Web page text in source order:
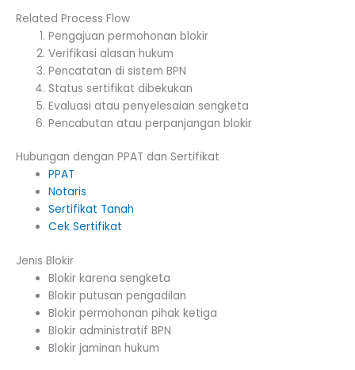
Related Process Flow
Pengajuan permohonan blokir
Verifikasi alasan hukum
Pencatatan di sistem BPN
Status sertifikat dibekukan
Evaluasi atau penyelesaian sengketa
Pencabutan atau perpanjangan blokir
Hubungan dengan PPAT dan Sertifikat
PPAT
Notaris
Sertifikat Tanah
Cek Sertifikat
Jenis Blokir
Blokir karena sengketa
Blokir putusan pengadilan
Blokir permohonan pihak ketiga
Blokir administratif BPN
Blokir jaminan hukum